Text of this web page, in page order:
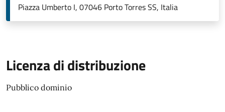
Piazza Umberto I, 07046 Porto Torres SS, Italia
Licenza di distribuzione
Pubblico dominio